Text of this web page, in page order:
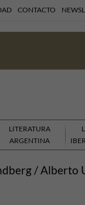
CONTACTO
LITERATURA
ARGENTINA
/ Alberto